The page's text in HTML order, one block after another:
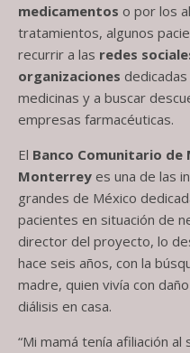
medicamentos o por los
tratamientos, algunos
recurrir a las redes
organizaciones
medicinas y a buscar
empresas farmacéuticas.
El Banco Comunitario de
Monterrey es una de las
grandes de México
pacientes en situación de
director del proyecto, lo
hace seis años, con la
madre, quien vivía con
diálisis en casa.
“Mi mamá tenía afiliación